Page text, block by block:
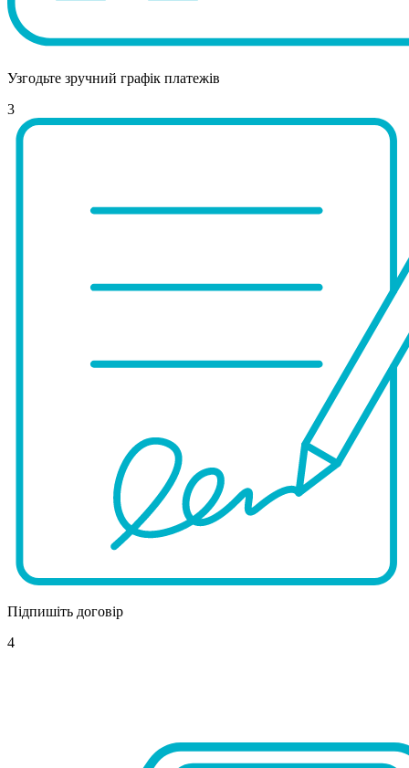
Узгодьте зручний графік платежів
3
Підпишіть договір
4